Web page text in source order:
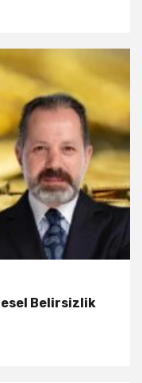
Belirsizlik